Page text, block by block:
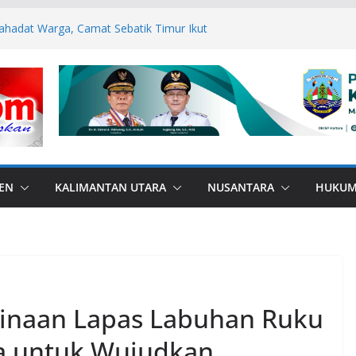
Warga, Camat Sebatik Timur Ikut
Polres Buru laksanakan Binrohtal,
Harapan para Tahanan
Kaki Air, Wujud Bakti Gabungan TNI
Hukum danHentikan
serta Anak Sejak Dini di Sekolah
KALIMANTAN UTARA NUSANTARA
Lapas Labuhan Ruku